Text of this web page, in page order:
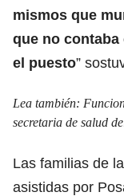
mismos que
que no
el puesto”
Lea también:
secretaria de salud
Las familias de
asistidas por